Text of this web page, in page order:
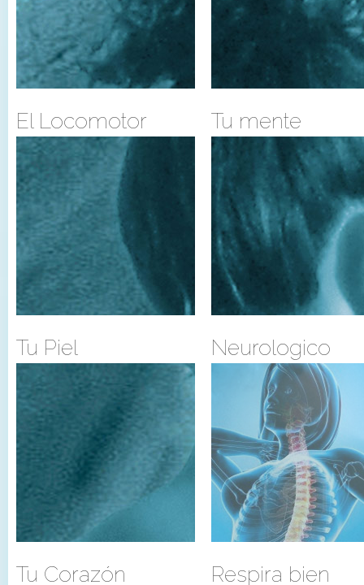
El Locomotor
Tu Piel
Tu Corazón
Tu mente
Neurologico
Respira bien